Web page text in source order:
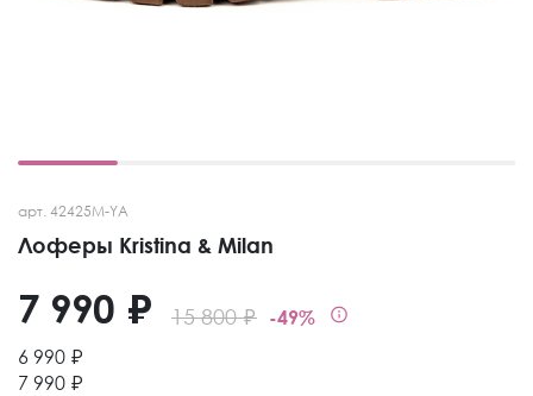
арт. 42425M-YA
Лоферы Kristina & Milan
15 800 ₽ -49%
7 990 ₽
6 990 ₽
7 990 ₽